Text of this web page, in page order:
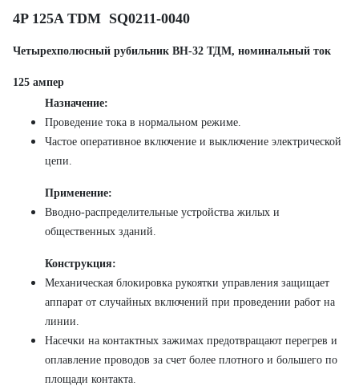
4P 125A TDM SQ0211-0040
Четырехполюсный рубильник BH-32 ТДМ, номинальный ток
125 ампер
Назначение:
Проведение тока в нормальном режиме.
Частое оперативное включение и выключение электрической
цепи.
Применение:
Вводно-распределительные устройства жилых и
общественных зданий.
Конструкция:
Механическая блокировка рукоятки управления защищает
аппарат от случайных включений при проведении работ на
линии.
Насечки на контактных зажимах предотвращают перегрев и
оплавление проводов за счет более плотного и большего по
площади контакта.